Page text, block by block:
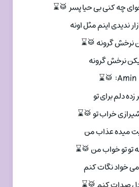
چه کنی بی حیا پسر 🥁⌛
ندیدی اینم مثل اونه
نرخش گرونه 🥁⌛
نرخش گرونه
Amin: 🥁⌛
زده دلم برای تو
خراب تو 🥁⌛
میده عذاب من
تو خواب من 🥁⌛
خواد نگات کنم